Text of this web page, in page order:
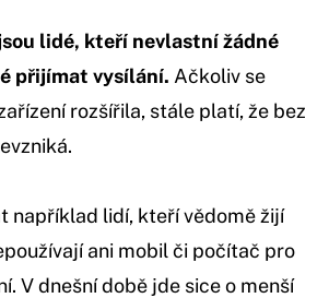
lidé, kteří nevlastní žádné
přijímat vysílání. Ačkoliv se
rozšířila, stále platí, že bez
například lidí, kteří vědomě žijí
ani mobil či počítač pro
V dnešní době jde sice o menší